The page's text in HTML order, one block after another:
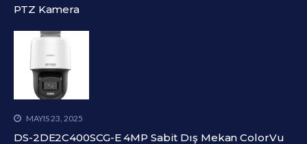
PTZ Kamera
MAYIS 23, 2025
DS-2DE2C400SCG-E 4MP Sabit Dış Mekan ColorVu